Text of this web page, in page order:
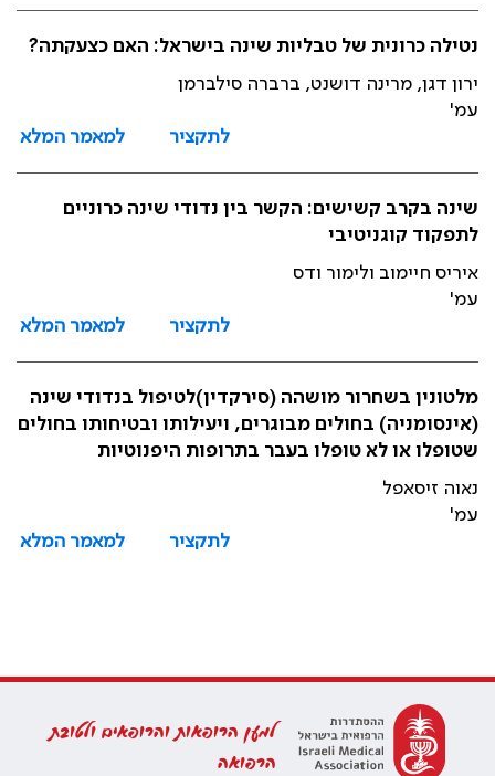
נטילה כרונית של טבליות שינה בישראל: האם כצעקתה?
ירון דגן, מרינה דושנט, ברברה סילברמן
עמ'
לתקציר
למאמר המלא
שינה בקרב קשישים: הקשר בין נדודי שינה כרוניים
לתפקוד קוגניטיבי
איריס חיימוב ולימור ודס
עמ'
לתקציר
למאמר המלא
מלטונין בשחרור מושהה (סירקדין)לטיפול בנדודי שינה
(אינסומניה) בחולים מבוגרים, ויעילותו ובטיחותו בחולים
שטופלו או לא טופלו בעבר בתרופות היפנוטיות
נאוה זיסאפל
עמ'
לתקציר
למאמר המלא
למען הרופאות והרופאים ולטובת
הרפואה